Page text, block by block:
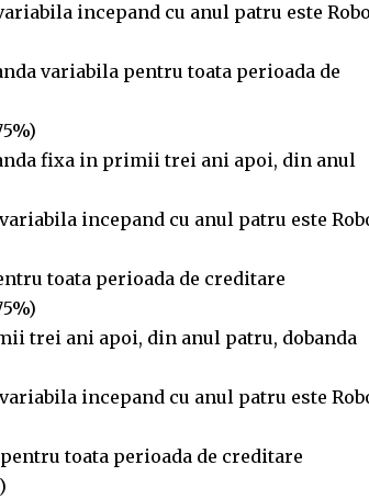
incepand cu anul patru este
variabila pentru toata perioada de
fixa in primii trei ani apoi, din anul
incepand cu anul patru este
toata perioada de creditare
trei ani apoi, din anul patru, dobanda
incepand cu anul patru este
toata perioada de creditare